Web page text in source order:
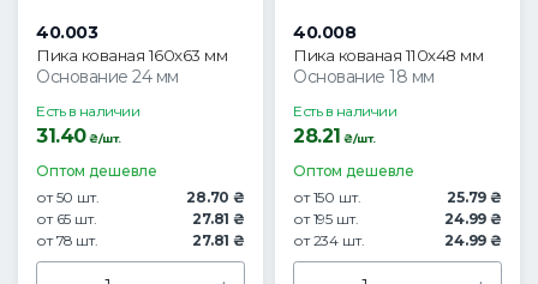
40.003
Пика кованая 160х63 мм
Основание 24 мм
Есть в наличии
31.40₴/шт.
Оптом дешевле
от 50 шт.
28.70 ₴
от 65 шт.
27.81 ₴
от 78 шт.
27.81 ₴
40.008
Пика кованая 110х48 мм
Основание 18 мм
Есть в наличии
28.21 ₴/шт.
Оптом дешевле
от 150 шт.
25.79 ₴
от 195 шт.
24.99 ₴
от 234 шт.
24.99 ₴